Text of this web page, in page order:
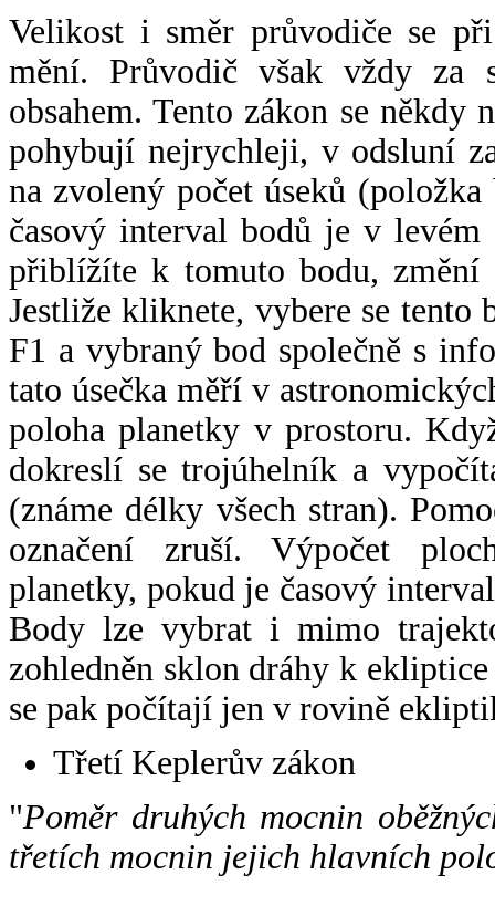
Velikost i směr průvodiče se
mění. Průvodič však vždy za
obsahem. Tento zákon se někdy
pohybují nejrychleji, v odsluní
na zvolený počet úseků
časový interval bodů je v
přiblížíte k tomuto bodu,
Jestliže kliknete, vybere se tento
F1 a vybraný bod společně s
tato úsečka měří v
poloha planetky v prostoru.
dokreslí se trojúhelník a
(známe délky všech stran).
označení zruší. Výpočet
planetky, pokud je časový
Body lze vybrat i mimo
zohledněn sklon dráhy k
se pak počítají jen v rovině
Třetí Keplerův zákon
"Poměr druhých mocnin
třetích mocnin jejich hlavních